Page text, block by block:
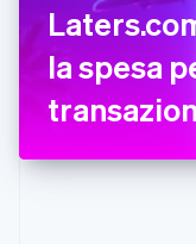
la spesa
Irlanda
English
Italia
ItalianoEnglish
Lettonia
Liechtenstein